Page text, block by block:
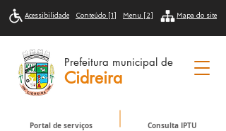
Portal de serviços Consulta IPTU
Acessibilidade Conteúdo [1] Menu [2] Mapa do site
Prefeitura municipal de
Cidreira